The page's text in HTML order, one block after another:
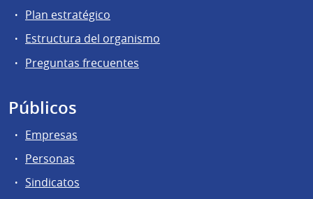
Plan estratégico
Estructura del organismo
Preguntas frecuentes
Públicos
Empresas
Personas
Sindicatos